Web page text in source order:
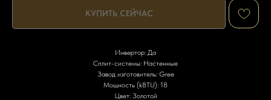
КУПИТЬ СЕЙЧАС
Инвертор: Да
Сплит-системы: Настенные
Завод изготовитель: Gree
Мощность (kBTU): 18
Цвет: Золотой